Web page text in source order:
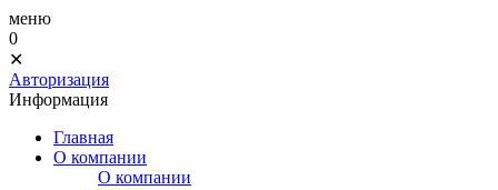
меню
0
✕
Авторизация
Информация
Главная
О компании
О компании